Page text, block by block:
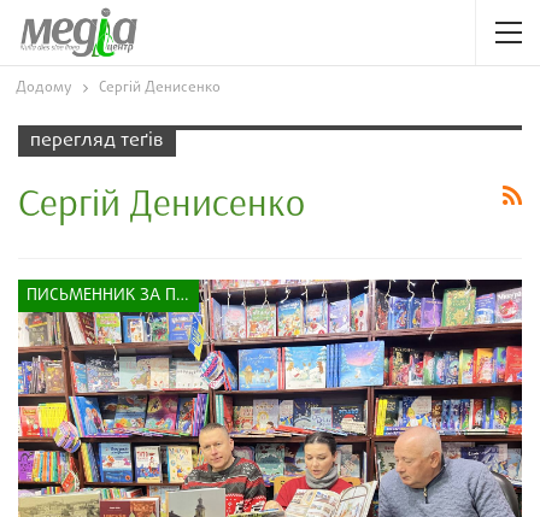
Додому Сергій Денисенко
перегляд теґів
Сергій Денисенко
ПИСЬМЕННИК ЗА ПРИЛАВКОМ